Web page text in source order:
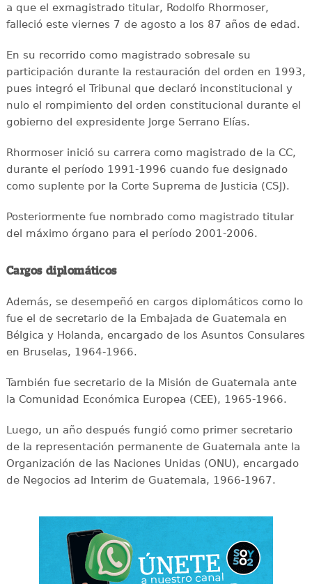
a que el exmagistrado titular, Rodolfo Rhormoser,
falleció este viernes 7 de agosto a los 87 años de edad.
En su recorrido como magistrado sobresale su
participación durante la restauración del orden en 1993,
pues integró el Tribunal que declaró inconstitucional y
nulo el rompimiento del orden constitucional durante el
gobierno del expresidente Jorge Serrano Elías.
Rhormoser inició su carrera como magistrado de la CC,
durante el período 1991-1996 cuando fue designado
como suplente por la Corte Suprema de Justicia (CSJ).
Posteriormente fue nombrado como magistrado titular
del máximo órgano para el período 2001-2006.
Cargos diplomáticos
Además, se desempeñó en cargos diplomáticos como lo
fue el de secretario de la Embajada de Guatemala en
Bélgica y Holanda, encargado de los Asuntos Consulares
en Bruselas, 1964-1966.
También fue secretario de la Misión de Guatemala ante
la Comunidad Económica Europea (CEE), 1965-1966.
Luego, un año después fungió como primer secretario
de la representación permanente de Guatemala ante la
Organización de las Naciones Unidas (ONU), encargado
de Negocios ad Interim de Guatemala, 1966-1967.